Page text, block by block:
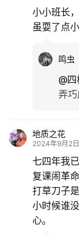
小小班长
虽耍了点
鸣虫
@
弄巧
地质之花
2024年9月2
七四年我
复课闹革
打草刀子
小时候谁
心。